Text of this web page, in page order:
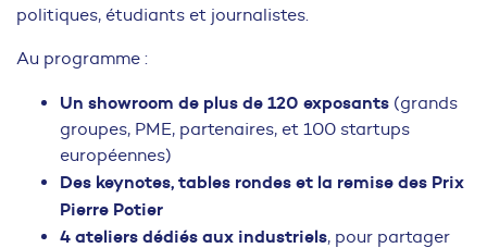
politiques, étudiants et journalistes.
Au programme :
Un showroom de plus de 120 exposants (grands
groupes, PME, partenaires, et 100 startups
européennes)
Des keynotes, tables rondes et la remise des Prix
Pierre Potier
4 ateliers dédiés aux industriels, pour partager